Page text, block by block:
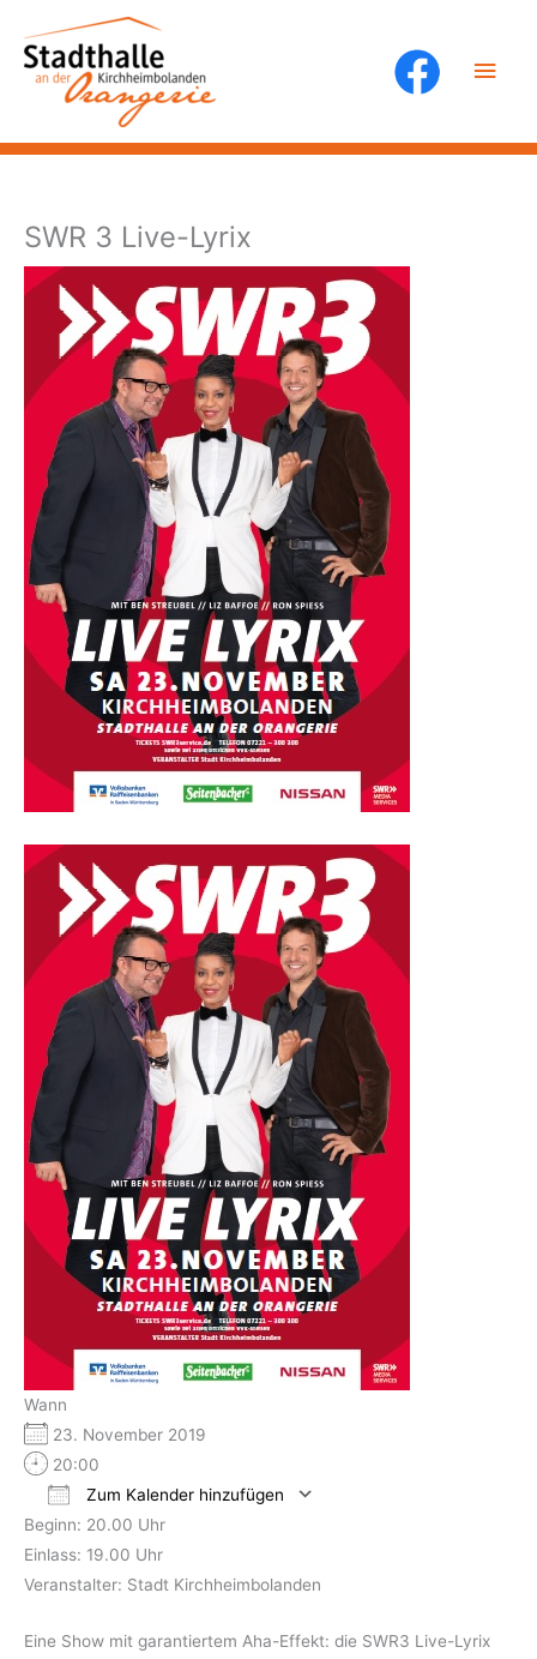
Inhalt
springen
SWR 3 Live-Lyrix
Wann
23. November 2019
20:00
Zum Kalender hinzufügen
ICS herunterladen
Beginn: 20.00 Uhr
Einlass: 19.00 Uhr
Veranstalter: Stadt Kirchheimbolanden
Eine Show mit garantiertem Aha-Effekt: die SWR3 Live-Lyrix